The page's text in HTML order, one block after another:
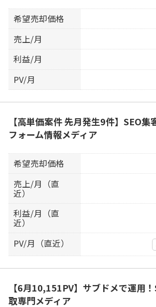
希望売却価格
売上/月
利益/月
PV/月
【高単価案件 先月発生9件】SEO集
フォーム情報メディア
希望売却価格
売上/月（直
近）
利益/月（直
近）
PV/月（直近）
【6月10,151PV】サブドメで運用
取専門メディア